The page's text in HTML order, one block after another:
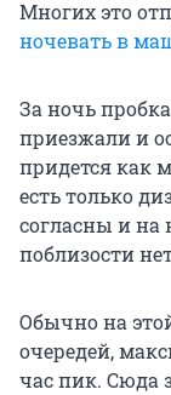
Многих это
ночевать в
За ночь
приезжали и
придется как
есть только
согласны и на
поблизости
Обычно на
очередей,
час пик. Сюда